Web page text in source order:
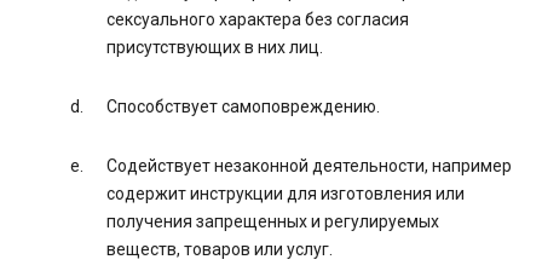
сексуального характера без согласия
присутствующих в них лиц.
Способствует самоповреждению.
Содействует незаконной деятельности, например
содержит инструкции для изготовления или
получения запрещенных и регулируемых
веществ, товаров или услуг.